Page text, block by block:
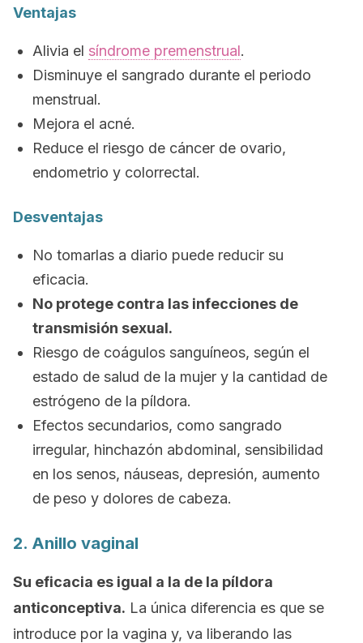
Ventajas
Alivia el síndrome premenstrual.
Disminuye el sangrado durante el periodo
menstrual.
Mejora el acné.
Reduce el riesgo de cáncer de ovario,
endometrio y colorrectal.
Desventajas
No tomarlas a diario puede reducir su
eficacia.
No protege contra las infecciones de
transmisión sexual.
Riesgo de coágulos sanguíneos, según el
estado de salud de la mujer y la cantidad de
estrógeno de la píldora.
Efectos secundarios, como sangrado
irregular, hinchazón abdominal, sensibilidad
en los senos, náuseas, depresión, aumento
de peso y dolores de cabeza.
2. Anillo vaginal
Su eficacia es igual a la de la píldora
anticonceptiva. La única diferencia es que se
introduce por la vagina y, va liberando las